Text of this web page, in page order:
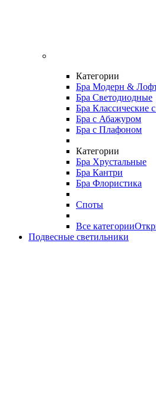
Категории
Бра Модерн &
Бра Светодиодные
Бра Классические
Бра с Абажуром
Бра с Плафоном
Категории
Бра Хрустальные
Бра Кантри
Бра Флористика
Споты
Все категории
Подвесные светильники